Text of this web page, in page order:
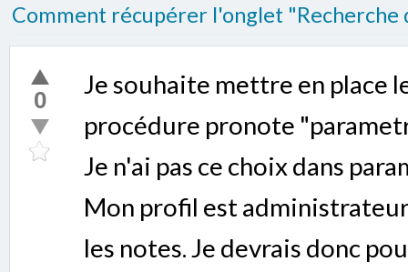
Comment récupérer l'onglet "Recherche
0
Je souhaite mettre en place
procédure pronote
Je n'ai pas ce choix dans
Mon profil est
les notes. Je devrais donc